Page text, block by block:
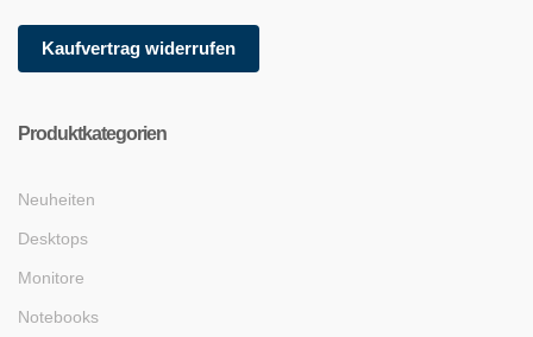
Kaufvertrag widerrufen
Produktkategorien
Neuheiten
Desktops
Monitore
Notebooks